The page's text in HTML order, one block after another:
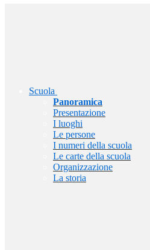
Scuola
Panoramica
Presentazione
I luoghi
Le persone
I numeri della scuola
Le carte della scuola
Organizzazione
La storia